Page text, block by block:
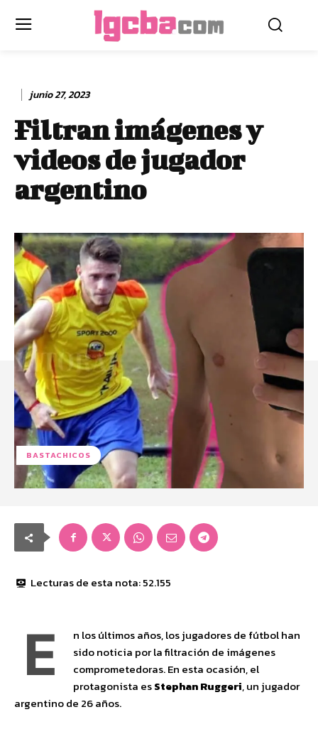
junio 27, 2023
Filtran imágenes y
videos de jugador
argentino
BASTACHICOS
Lecturas de esta nota:52.155
E
n los últimos años, los jugadores de fútbol han
sido noticia por la filtración de imágenes
comprometedoras. En esta ocasión, el
protagonista esStephan Ruggeri, un jugador
argentino de 26 años.